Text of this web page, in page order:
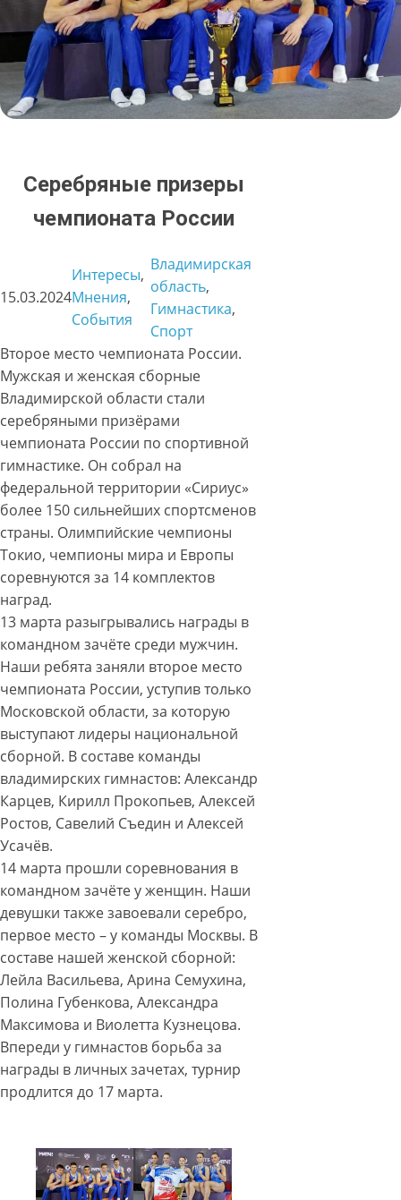
Серебряные призеры
чемпионата России
15.03.2024
Интересы
Мнения
События
Владимирская
область
Гимнастика
Спорт
Второе место чемпионата России.
Мужская и женская сборные
Владимирской области стали
серебряными призёрами
чемпионата России по спортивной
гимнастике. Он собрал на
федеральной территории «Сириус»
более 150 сильнейших спортсменов
страны. Олимпийские чемпионы
Токио, чемпионы мира и Европы
соревнуются за 14 комплектов
наград.
13 марта разыгрывались награды в
командном зачёте среди мужчин.
Наши ребята заняли второе место
чемпионата России, уступив только
Московской области, за которую
выступают лидеры национальной
сборной. В составе команды
владимирских гимнастов: Александр
Карцев, Кирилл Прокопьев, Алексей
Ростов, Савелий Съедин и Алексей
Усачёв.
14 марта прошли соревнования в
командном зачёте у женщин. Наши
девушки также завоевали серебро,
первое место – у команды Москвы. В
составе нашей женской сборной:
Лейла Васильева, Арина Семухина,
Полина Губенкова, Александра
Максимова и Виолетта Кузнецова.
Впереди у гимнастов борьба за
награды в личных зачетах, турнир
продлится до 17 марта.